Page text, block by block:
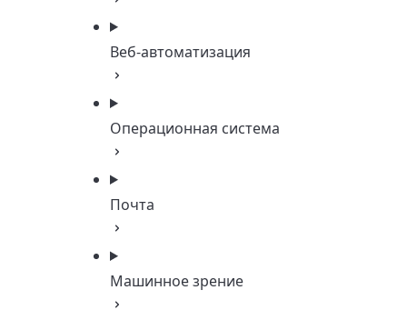
Веб-автоматизация
Операционная система
Почта
Машинное зрение